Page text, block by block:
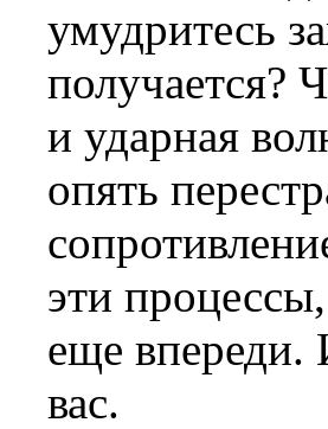
умудритесь
получается?
и ударная
опять
эти
еще впереди.
вас.